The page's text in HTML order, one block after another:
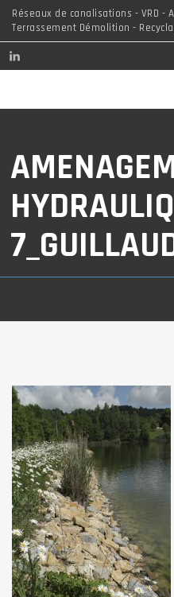
Réseaux de canalisations - VRD
Terrassement Démolition -